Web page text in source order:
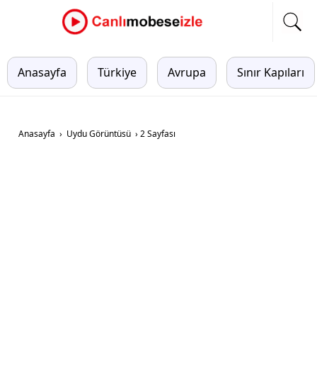
Anasayfa Türkiye Avrupa Sınır Kapıları
Anasayfa › Uydu Görüntüsü › 2 Sayfası